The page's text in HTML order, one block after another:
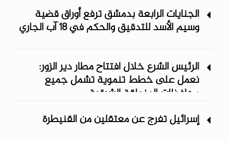
الجنايات الرابعة بدمشق ترفع أوراق قضية
وسيم الأسد للتدقيق والحكم في 18 آب الجاري
الرئيس الشرع خلال افتتاح مطار دير الزور:
نعمل على خطط تنموية تشمل جميع
محافظات المنطقة الشرقية
إسرائيل تفرج عن معتقلين من القنيطرة